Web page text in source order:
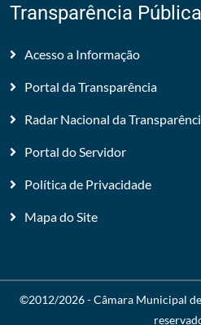
Transparência Pública
Acesso a Informação
Portal da Transparência
Radar Nacional da
Portal do Servidor
Política de Privacidade
Mapa do Site
©2012/2026 -Câmara Municipal